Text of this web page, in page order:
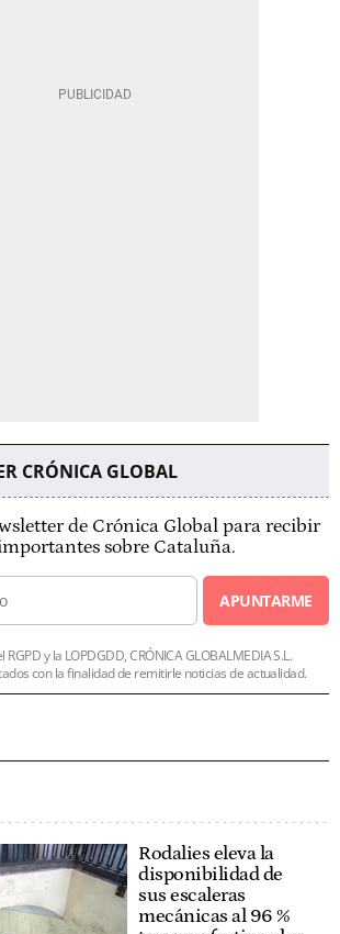
CRÓNICA GLOBAL
de Crónica Global para recibir
sobre Cataluña.
APUNTARME
y la LOPDGDD, CRÓNICA GLOBALMEDIA S.L.
con la finalidad de remitirle noticias de actualidad.
Rodalies eleva la
disponibilidad de
sus escaleras
mecánicas al 96 %